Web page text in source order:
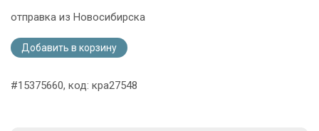
отправка из Новосибирска
Добавить в корзину
#15375660, код: кра27548